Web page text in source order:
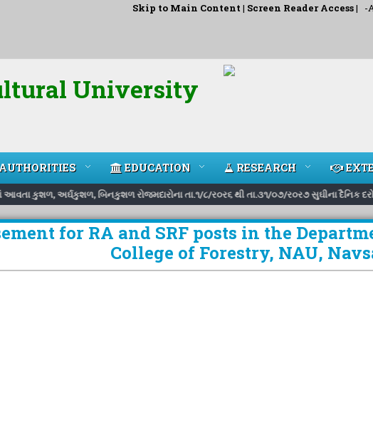
Skip to Main Content | Screen Reader Access| -
University
EDUCATION RESEARCH
કુશળ, અર્ઘકુશળ, બિનકુશળ રોજમદારોના તા.૧/૮/ર૦ર૬ થી તા.૩૧/૦૭/ર૦ર૭ સુઘીના દૈનિક દરો
for RA and SRF posts in the
College of Forestry, NAU,